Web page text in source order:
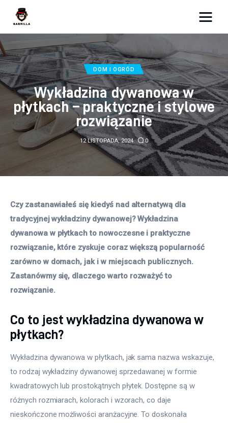
Lifestyle
Kunchnia i kulinaria
Zdrowie
Uroda
DOM I OGRÓD
Wykładzina dywanowa w
płytkach – praktyczne i stylowe
rozwiązanie
12 LISTOPADA, 2024 0
Czy zastanawiałeś się kiedyś nad alternatywą dla
tradycyjnej wykładziny dywanowej? Wykładzina
dywanowa w płytkach to nowoczesne i praktyczne
rozwiązanie, które zyskuje coraz większą popularność
zarówno w domach, jak i w miejscach publicznych.
Zastanówmy się, dlaczego warto rozważyć to
rozwiązanie.
Co to jest wykładzina dywanowa w
płytkach?
Wykładzina dywanowa w płytkach, jak sama nazwa wskazuje,
to rodzaj wykładziny dywanowej sprzedawanej w formie
kwadratowych lub prostokątnych płytek. Dostępne są w
różnych rozmiarach, kolorach i wzorach, co daje
nieskończone możliwości aranżacyjne. To doskonała